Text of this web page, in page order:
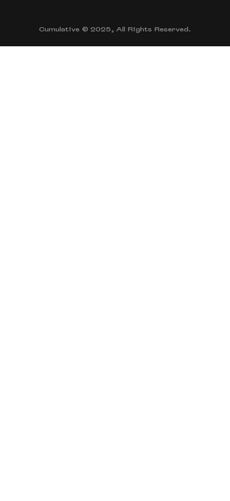
Cumulative © 2025, All Rights Reserved.